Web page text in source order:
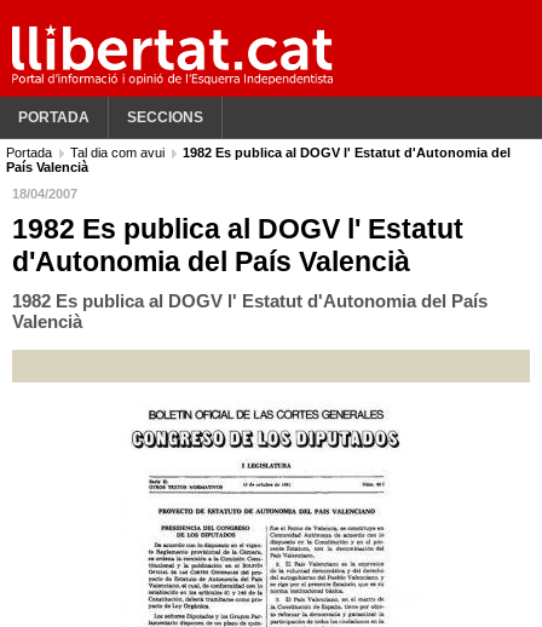
PORTADA SECCIONS
Portada Tal dia com avui
1982 Es publica al DOGV l' Estatut d'Autonomia del
País Valencià
18/04/2007
1982 Es publica al DOGV l' Estatut
d'Autonomia del País Valencià
1982 Es publica al DOGV l' Estatut d'Autonomia del País
Valencià